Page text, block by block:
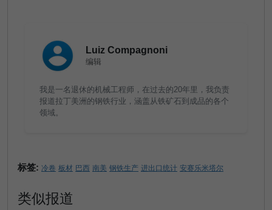
Luiz Compagnoni
编辑
我是一名退休的机械工程师，在过去的20年里，我负责
报道拉丁美洲的钢铁行业，涵盖从铁矿石到成品的各个
领域。
标签: 冷卷 板材 巴西 南美 钢铁生产 进出口统计 安赛乐米塔尔
类似报道